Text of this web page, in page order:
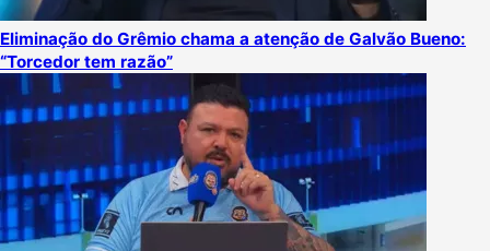
Eliminação do Grêmio chama a atenção de Galvão Bueno:
“Torcedor tem razão”